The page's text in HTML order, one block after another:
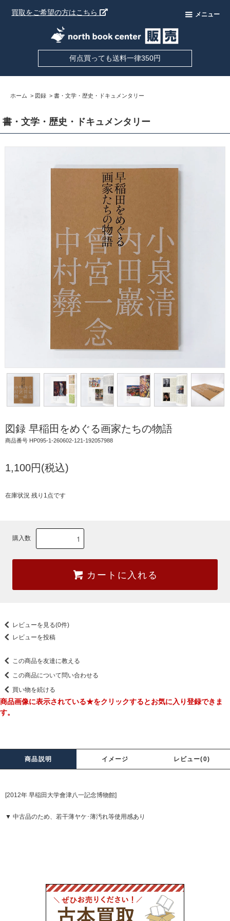
買取をご希望の方はこちら メニュー
何点買っても送料一律350円
ホーム > 図録 > 書・文学・歴史・ドキュメンタリー
書・文学・歴史・ドキュメンタリー
図録 早稲田をめぐる画家たちの物語
商品番号 HP095-1-260602-121-192057988
1,100円(税込)
在庫状況 残り1点です
購入数
カートに入れる
レビューを見る(0件)
レビューを投稿
この商品を友達に教える
この商品について問い合わせる
買い物を続ける
商品画像に表示されている★をクリックするとお気に入り登録できま
す。
商品説明 イメージ レビュー(0)
[2012年 早稲田大学會津八一記念博物館]
▼ 中古品のため、若干薄ヤケ･薄汚れ等使用感あり